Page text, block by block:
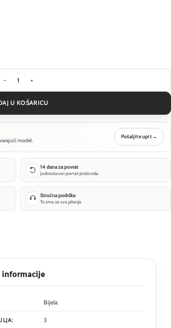
Visilica Ideal Lux LENA SP3 D64 - Bijela količina
U KOŠARICU
model.
Pošaljite upit→
14 dana za povrat
Jednostavan povrat proizvoda
Stručna podrška
Tu smo za sva pitanja
informacije
Bijela
3